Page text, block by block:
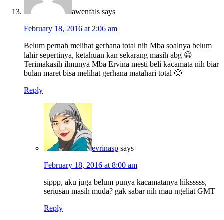
awenfals says
February 18, 2016 at 2:06 am
Belum pernah melihat gerhana total nih Mba soalnya belum
lahir sepertinya, ketahuan kan sekarang masih abg 😀
Terimakasih ilmunya Mba Ervina mesti beli kacamata nih biar
bulan maret bisa melihat gerhana matahari total 🙂
Reply
evrinasp says
February 18, 2016 at 8:00 am
sippp, aku juga belum punya kacamatanya hiksssss,
seriusan masih muda? gak sabar nih mau ngeliat GMT
Reply